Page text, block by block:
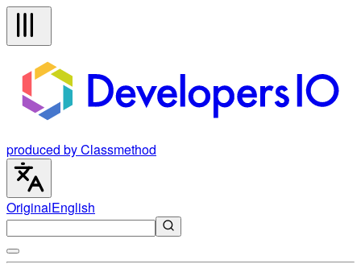
produced by Classmethod
OriginalEnglish